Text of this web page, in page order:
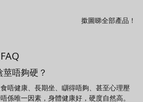
撳圖睇全部產品！
唔夠硬？
唔健康、長期坐、瞓得唔夠、甚至心理壓
係唯一因素，身體健康好，硬度自然高。